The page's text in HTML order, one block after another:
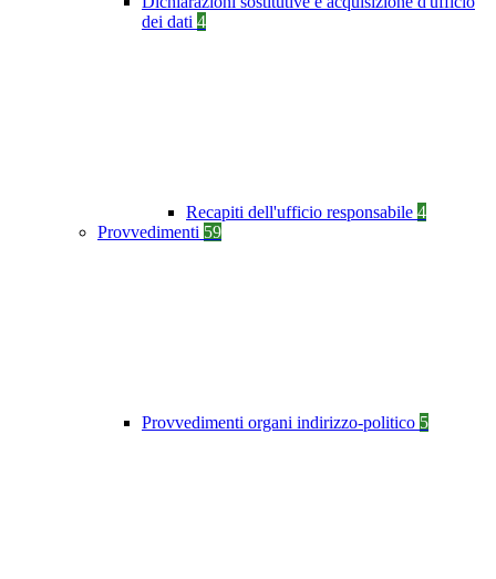
dei dati 4
Recapiti dell'ufficio responsabile 4
Provvedimenti 59
Provvedimenti organi indirizzo-politico 5